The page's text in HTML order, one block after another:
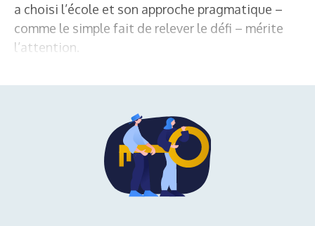
a choisi l’école et son approche pragmatique –
comme le simple fait de relever le défi – mérite
l’attention.